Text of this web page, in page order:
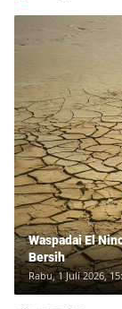
Waspadai El
Bersih
Rabu, 1 Juli 2026,